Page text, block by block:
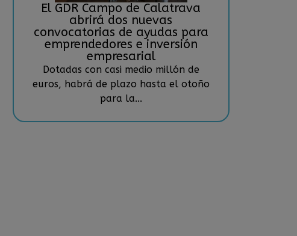
El GDR Campo de Calatrava
abrirá dos nuevas
convocatorias de ayudas para
emprendedores e inversión
empresarial
Dotadas con casi medio millón de
euros, habrá de plazo hasta el otoño
para la...